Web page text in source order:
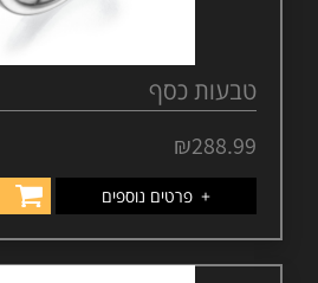
טבעות כסף
₪288.99
+ פרטים נוספים